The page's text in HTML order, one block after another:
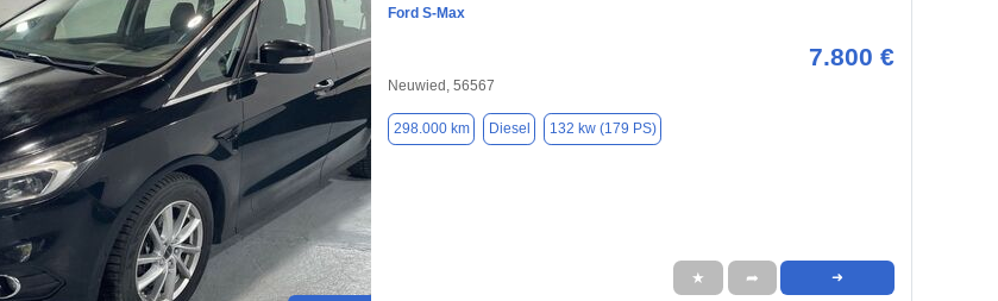
Ford S-Max
7.800 €
Neuwied, 56567
298.000 km Diesel 132 kw (179 PS)
★ ➦ ➜